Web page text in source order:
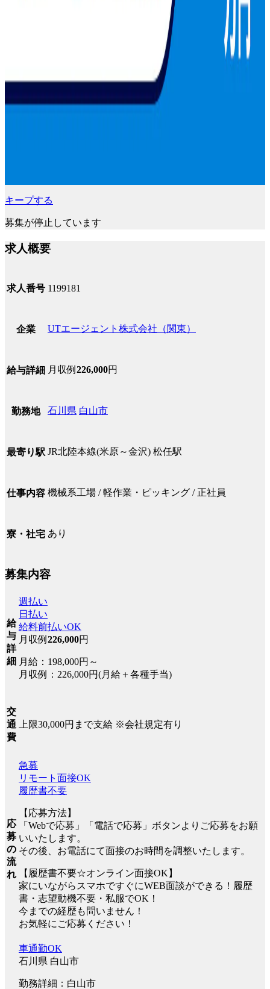
キープする
募集が停止しています
求人概要
求人番号 1199181
企業 UTエージェント株式会社（関東）
給与詳細 月収例 226,000円
勤務地 石川県 白山市
最寄り駅 JR北陸本線(米原～金沢) 松任駅
仕事内容 機械系工場 / 軽作業・ピッキング / 正社員
寮・社宅 あり
募集内容
給
与
詳
細
週払い
日払い
給料前払いOK
月収例 226,000円
月給：198,000円～
月収例：226,000円(月給＋各種手当)
交
通
費
上限30,000円まで支給 ※会社規定有り
応
募
の
流
れ
急募
リモート面接OK
履歴書不要
【応募方法】
「Webで応募」「電話で応募」ボタンよりご応募をお願
いいたします。
その後、お電話にて面接のお時間を調整いたします。
【履歴書不要☆オンライン面接OK】
家にいながらスマホですぐにWEB面談ができる！履歴
書・志望動機不要・私服でOK！
今までの経歴も問いません！
お気軽にご応募ください！
車通勤OK
石川県 白山市
勤務詳細：白山市